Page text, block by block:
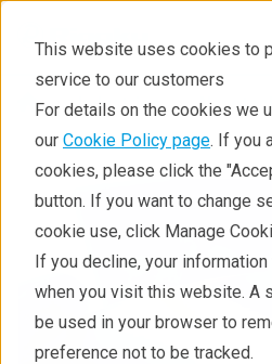
This website uses cookies to
service to our customers
For details on the cookies we
our Cookie Policy page. If you
cookies, please click the
button. If you want to change
cookie use, click Manage
If you decline, your information
when you visit this website. A
be used in your browser to
preference not to be tracked.
Industries